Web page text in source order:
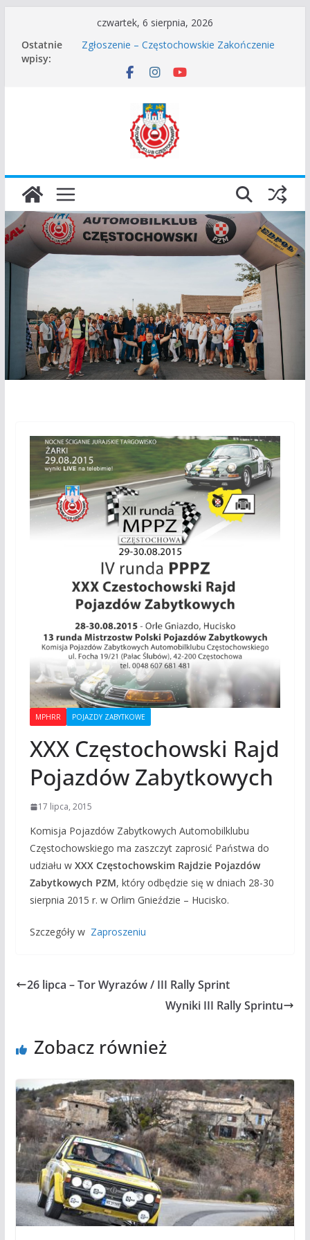
treści
czwartek, 6 sierpnia, 2026
Ostatnie
wpisy:
Częstochowskie Rozpoczęcie Sezonu 2026
Zgłoszenie – Częstochowskie Zakończenie
Sezonu 2025
45 Rajd Częstochowski zostaje odwołany.
I Gliwicki Classic Sprint o Puchar Prezydenta
Miasta Gliwice
MPHRR POJAZDY ZABYTKOWE
XXX Częstochowski Rajd
Pojazdów Zabytkowych
17 lipca, 2015
Komisja Pojazdów Zabytkowych Automobilklubu
Częstochowskiego ma zaszczyt zaprosić Państwa do
udziału w XXX Częstochowskim Rajdzie Pojazdów
Zabytkowych PZM, który odbędzie się w dniach 28-30
sierpnia 2015 r. w Orlim Gnieździe – Hucisko.
Szczegóły w Zaproszeniu
26 lipca – Tor Wyrazów / III Rally Sprint
Wyniki III Rally Sprintu
Zobacz również